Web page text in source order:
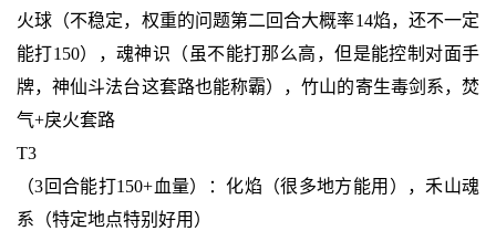
火球（不稳定，权重的问题第二回合大概率14焰，还不一定
能打150），魂神识（虽不能打那么高，但是能控制对面手
牌，神仙斗法台这套路也能称霸），竹山的寄生毒剑系，焚
气+戾火套路
T3
（3回合能打150+血量）：化焰（很多地方能用），禾山魂
系（特定地点特别好用）